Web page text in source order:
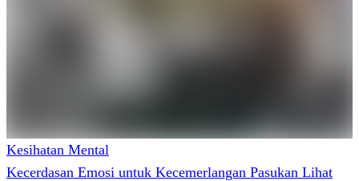
Kesihatan Mental
Kecerdasan Emosi untuk Kecemerlangan Pasukan Lihat